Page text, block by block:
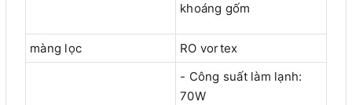
khoáng gốm
màng lọc RO vortex
- Công suất làm lạnh:
70W